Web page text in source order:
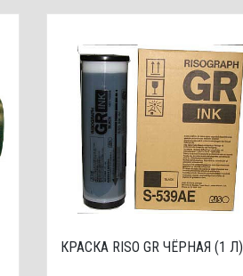
КРАСКА RISO GR ЧЁРНАЯ (1 Л)